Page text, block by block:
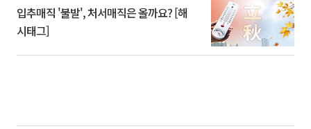
입추매직 '불발', 처서매직은 올까요? [해
시태그]